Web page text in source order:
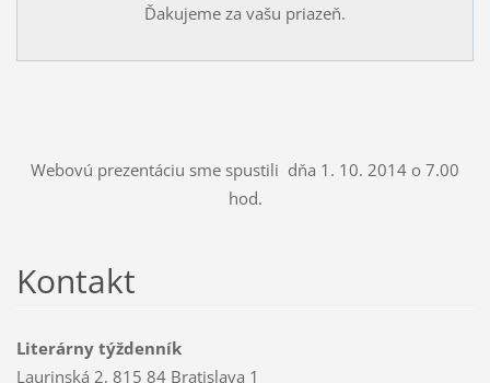
Ďakujeme za vašu priazeň.
Webovú prezentáciu sme spustili dňa 1. 10. 2014 o 7.00
hod.
Kontakt
Literárny týždenník
Laurinská 2, 815 84 Bratislava 1